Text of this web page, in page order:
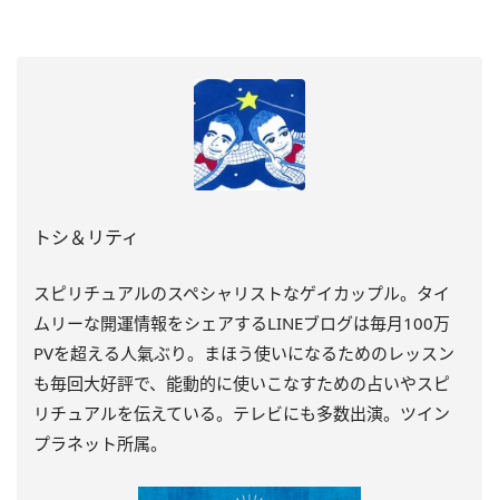
トシ＆リティ
スピリチュアルのスペシャリストなゲイカップル。タイ
ムリーな開運情報をシェアするLINEブログは毎月100万
PVを超える人氣ぶり。まほう使いになるためのレッスン
も毎回大好評で、能動的に使いこなすための占いやスピ
リチュアルを伝えている。テレビにも多数出演。ツイン
プラネット所属。